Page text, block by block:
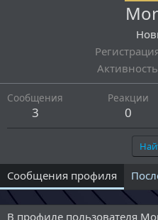
Активность
Сообщения
3
Реакции
0
Сообщения профиля
В профиле пользователя